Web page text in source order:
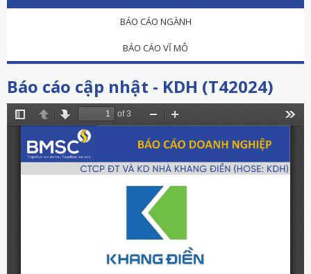
BÁO CÁO NGÀNH
BÁO CÁO VĨ MÔ
Báo cáo cập nhật - KDH (T42024)